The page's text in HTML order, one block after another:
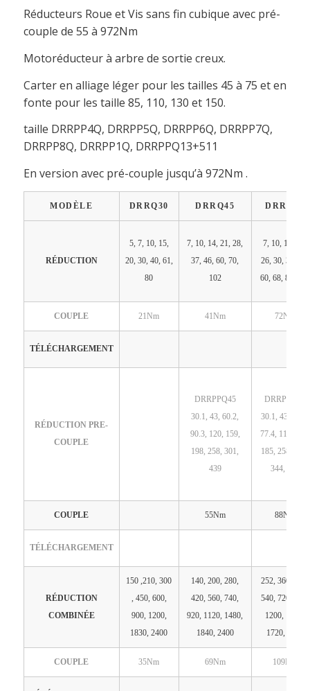
Réducteurs Roue et Vis sans fin cubique avec pré-
couple de 55 à 972Nm
Motoréducteur à arbre de sortie creux.
Carter en alliage léger pour les tailles 45 à 75 et en
fonte pour les taille 85, 110, 130 et 150.
taille DRRPP4Q, DRRPP5Q, DRRPP6Q, DRRPP7Q,
DRRPP8Q, DRRPP1Q, DRRPPQ13+511
En version avec pré-couple jusqu’à 972Nm .
MODÈLE DRRQ30 DRRQ45 DRRQ50
RÉDUCTION
5, 7, 10, 15,
20, 30, 40, 61,
80
7, 10, 14, 21, 28,
37, 46, 60, 70,
102
7, 10, 14, 18,
26, 30, 36, 43,
60, 68, 80, 100
COUPLE 21Nm 41Nm 72Nm
TÉLÉCHARGEMENT
RÉDUCTION PRE-
COUPLE
DRRPPQ45
30.1, 43, 60.2,
90.3, 120, 159,
198, 258, 301,
439
DRRPPQ50
30.1, 43, 60.2,
77.4, 112, 155,
185, 258, 292,
344, 430
COUPLE 55Nm 88Nm
TÉLÉCHARGEMENT
RÉDUCTION
COMBINÉE
150 ,210, 300
, 450, 600,
900, 1200,
1830, 2400
140, 200, 280,
420, 560, 740,
920, 1120, 1480,
1840, 2400
252, 360, 280,
540, 720, 860,
1200, 1440,
1720, 2400
COUPLE 35Nm 69Nm 109Nm